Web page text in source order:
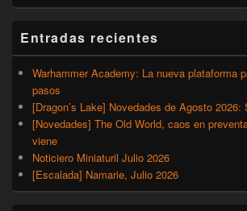
Entradas recientes
Warhammer Academy: La nueva plataforma
pasos
[Dragon’s Lake] Novedades de Agosto 2026:
[Novedades] The Old World, caos en
viene
Noticiero Miniaturil Julio 2026
[Escalada] Namarie, Julio 2026